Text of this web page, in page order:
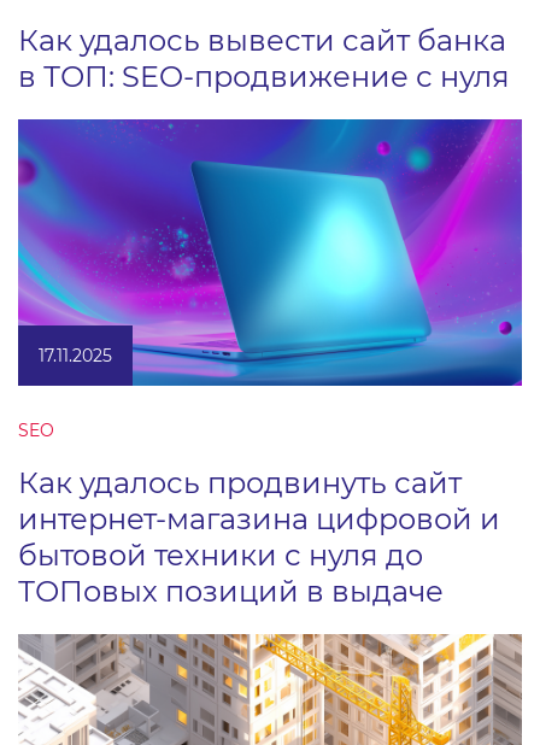
Как удалось вывести сайт банка
в ТОП: SEO-продвижение с нуля
17.11.2025
SEO
Как удалось продвинуть сайт
интернет-магазина цифровой и
бытовой техники с нуля до
ТОПовых позиций в выдаче